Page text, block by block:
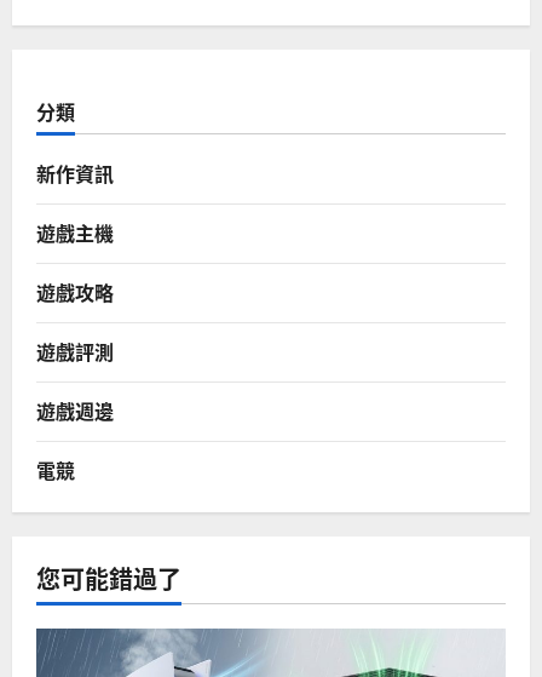
分類
新作資訊
遊戲主機
遊戲攻略
遊戲評測
遊戲週邊
電競
您可能錯過了